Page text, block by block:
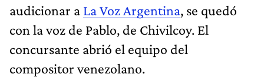
audicionar a La Voz Argentina, se quedó
con la voz de Pablo, de Chivilcoy. El
concursante abrió el equipo del
compositor venezolano.